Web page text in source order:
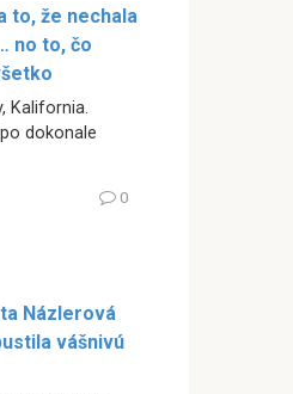
to, že nechala
no to, čo
Kalifornia.
dokonale
0
Názlerová
vášnivú